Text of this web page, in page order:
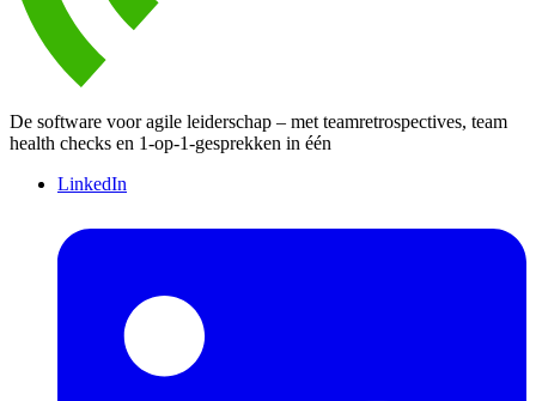
De software voor agile leiderschap – met teamretrospectives, team
health checks en 1-op-1-gesprekken in één
LinkedIn